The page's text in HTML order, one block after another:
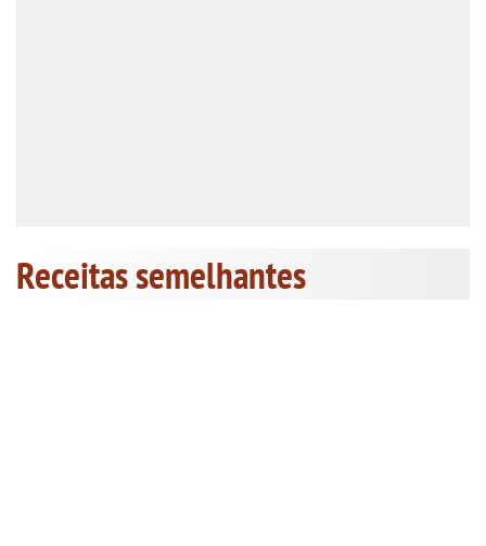
Receitas semelhantes